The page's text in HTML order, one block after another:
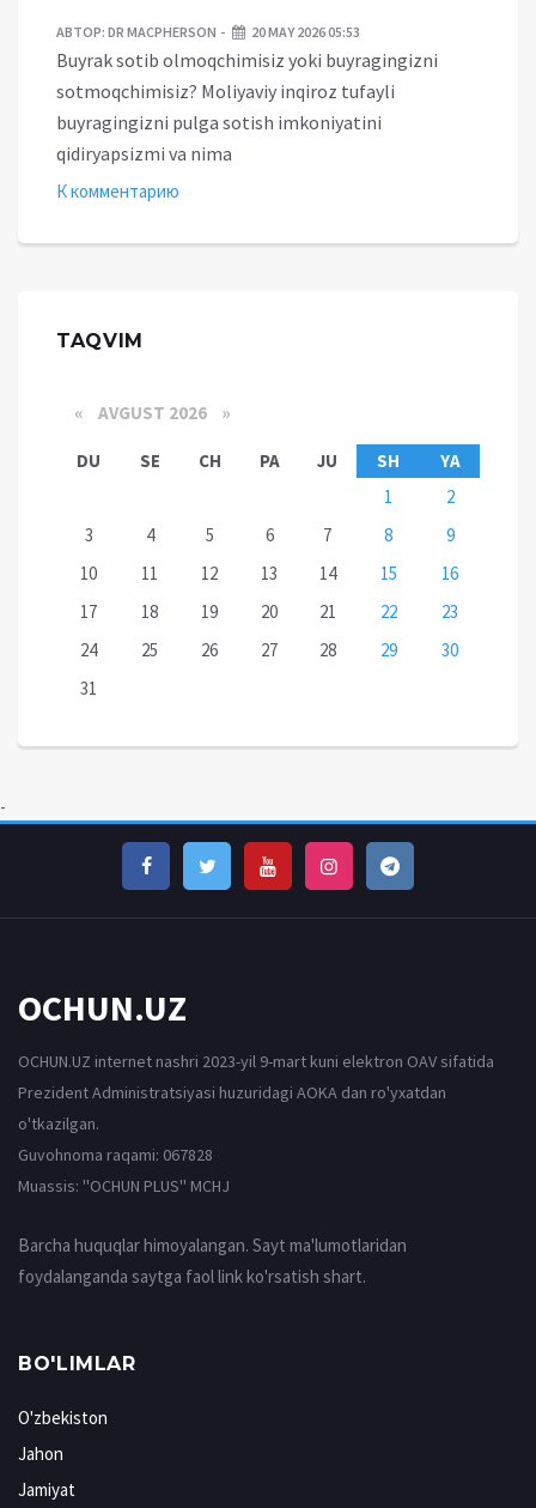
АВТОР: DR MACPHERSON 20 MAY 2026 05:53
Buyrak sotib olmoqchimisiz yoki buyragingizni
sotmoqchimisiz? Moliyaviy inqiroz tufayli
buyragingizni pulga sotish imkoniyatini
qidiryapsizmi va nima
К комментарию
TAQVIM
« AVGUST 2026 »
DU SE CH PA JU SH
YA
1
2
3
4 5 6 7 8
9
10
11 12 13 14 15
16
17
18 19 20 21 22
23
24
25 26 27 28 29
30
31
-
OCHUN.UZ
OCHUN.UZ internet nashri 2023-yil 9-mart kuni elektron OAV sifatida
Prezident Administratsiyasi huzuridagi AOKA dan ro'yxatdan
o'tkazilgan.
Guvohnoma raqami: 067828
Muassis: ''OCHUN PLUS'' MCHJ
Barcha huquqlar himoyalangan. Sayt ma'lumotlaridan
foydalanganda saytga faol link ko'rsatish shart.
BO'LIMLAR
O'zbekiston
Jahon
Jamiyat